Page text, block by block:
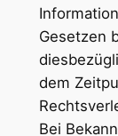
Gesetzen
dem
Bei